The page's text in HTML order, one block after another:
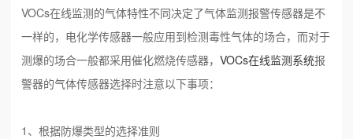
VOCs在线监测的气体特性不同决定了气体监测报警传感器是不
一样的，电化学传感器一般应用到检测毒性气体的场合，而对于
测爆的场合一般都采用催化燃烧传感器，VOCs在线监测系统报
警器的气体传感器选择时注意以下事项：
1、根据防爆类型的选择准则